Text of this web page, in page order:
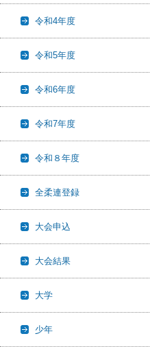
令和4年度
令和5年度
令和6年度
令和7年度
令和８年度
全柔連登録
大会申込
大会結果
大学
少年